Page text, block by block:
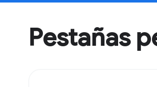
Pestañas